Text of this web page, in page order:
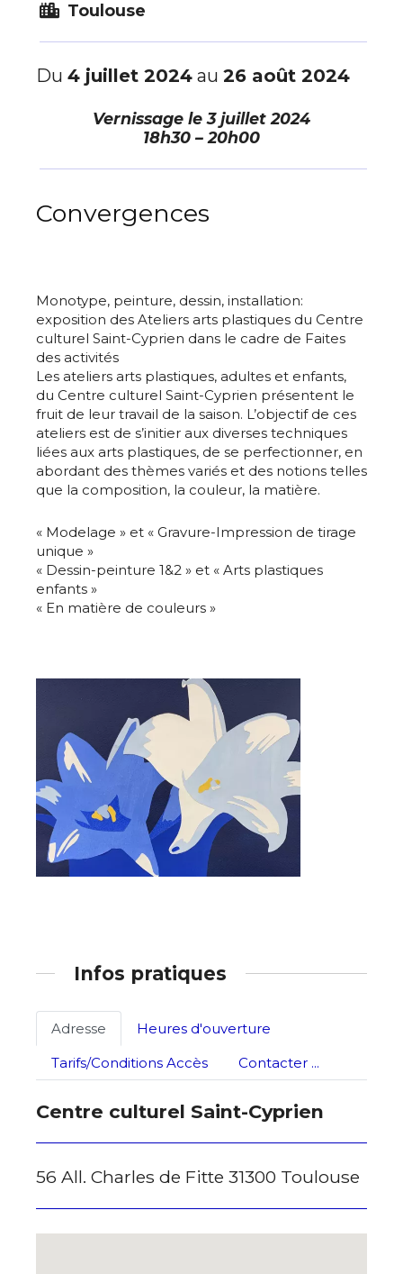
Adresse email*
Nom
Prénom
* Champ obligatoire
Prénom
Statut / Organisation
J'accepte lestermes et conditions
* Champ obligatoire
Toulouse
Du 4 juillet 2024 au 26 août 2024
Vernissage le3 juillet 2024
18h30 – 20h00
Convergences
Monotype, peinture, dessin, installation:
exposition des Ateliers arts plastiques du Centre
culturel Saint-Cyprien dans le cadre de Faites
des activités
Les ateliers arts plastiques, adultes et enfants,
du Centre culturel Saint-Cyprien présentent le
fruit de leur travail de la saison. L’objectif de ces
ateliers est de s’initier aux diverses techniques
liées aux arts plastiques, de se perfectionner, en
abordant des thèmes variés et des notions telles
que la composition, la couleur, la matière.
« Modelage » et « Gravure-Impression de tirage
unique »
« Dessin-peinture 1&2 » et « Arts plastiques
enfants »
« En matière de couleurs »
Infos pratiques
Adresse
Heures d'ouverture
Tarifs/Conditions Accès
Contacter ...
Centre culturel Saint-Cyprien
56 All. Charles de Fitte 31300 Toulouse